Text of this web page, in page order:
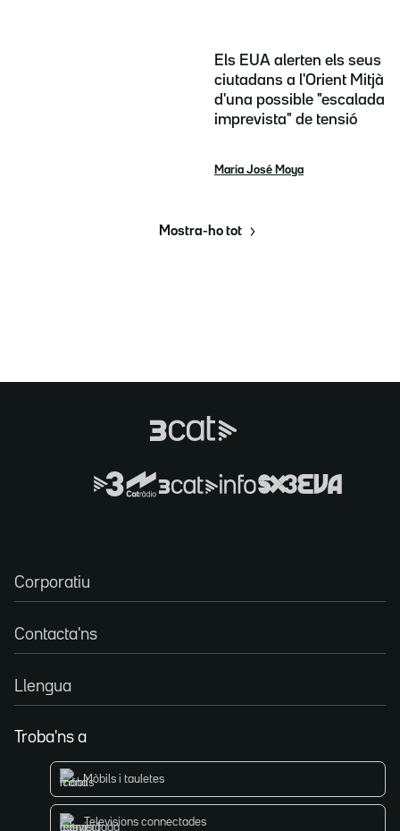
Els EUA alerten els seus
ciutadans a l'Orient Mitjà
d'una possible "escalada
imprevista" de tensió
María José Moya
Mostra-ho tot
Corporatiu
Contacta'ns
Llengua
Troba'ns a
Mòbils i tauletes
Televisions connectades